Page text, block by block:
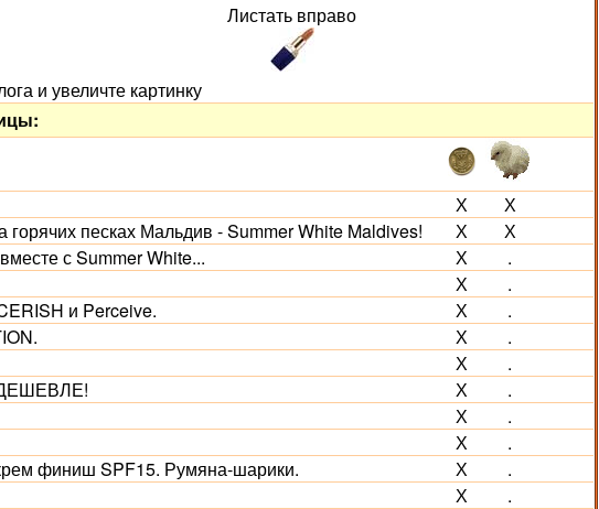
Листать вправо
и увеличте картинку
Х
Х
песках Мальдив - Summer White Maldives! Х
Х
с Summer White... Х
.
Х
.
и Perceive. Х
.
Х
.
Х
.
ДЕШЕВЛЕ! Х
.
Х
.
Х
.
финиш SPF15. Румяна-шарики. Х
.
Х
.